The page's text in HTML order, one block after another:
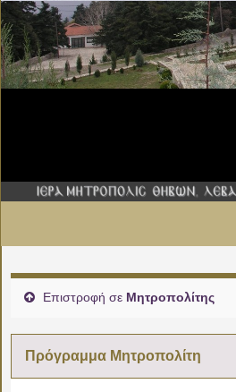
Επιστροφή σε Μητροπολίτης
Πρόγραμμα Μητροπολίτη
02:00